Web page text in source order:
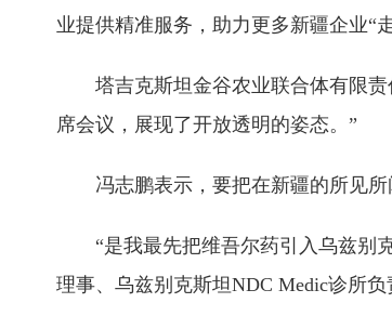
业提供精准服务，助力更多新疆企业“走
塔吉克斯坦金谷农业联合体有限
席会议，展现了开放透明的姿态。”
冯志鹏表示，要把在新疆的所见
“是我最先把维吾尔药引入乌兹别
理事、乌兹别克斯坦NDC Medic诊所负